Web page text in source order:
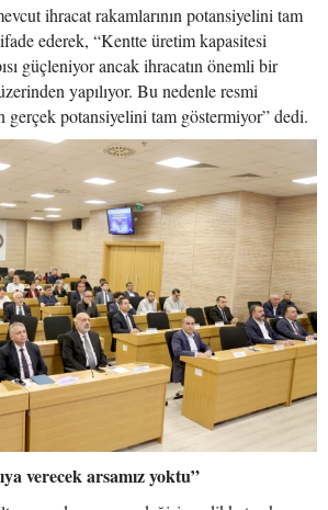
ihracat rakamlarının potansiyelini tam
ifade ederek, “Kentte üretim kapasitesi
güçleniyor ancak ihracatın önemli bir
yapılıyor. Bu nedenle resmi
gerçek potansiyelini tam göstermiyor” dedi.
verecek arsamız yoktu”